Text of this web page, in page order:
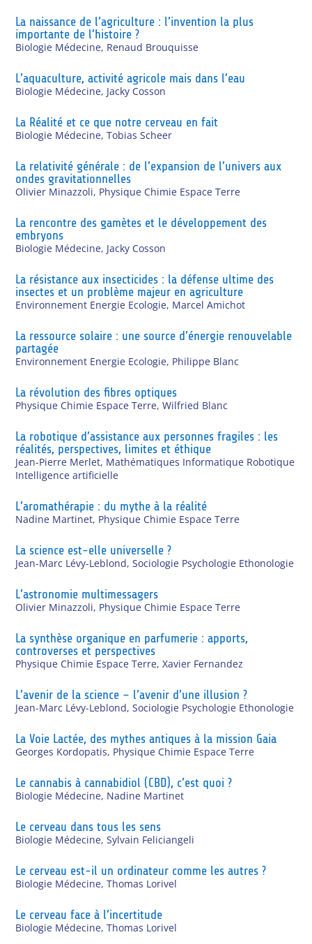
La naissance de l’agriculture : l’invention la plus
importante de l’histoire ?
Biologie Médecine, Renaud Brouquisse
L’aquaculture, activité agricole mais dans l’eau
Biologie Médecine, Jacky Cosson
La Réalité et ce que notre cerveau en fait
Biologie Médecine,Tobias Scheer
La relativité générale : de l’expansion de l’univers aux
ondes gravitationnelles
Olivier Minazzoli, Physique Chimie Espace Terre
La rencontre des gamètes et le développement des
embryons
Biologie Médecine, Jacky Cosson
La résistance aux insecticides : la défense ultime des
insectes et un problème majeur en agriculture
Environnement Energie Ecologie, Marcel Amichot
La ressource solaire : une source d’énergie renouvelable
partagée
Environnement Energie Ecologie, Philippe Blanc
La révolution des fibres optiques
Physique Chimie Espace Terre,Wilfried Blanc
La robotique d’assistance aux personnes fragiles : les
réalités, perspectives, limites et éthique
Jean-Pierre Merlet, Mathématiques Informatique Robotique
Intelligence artificielle
L’aromathérapie : du mythe à la réalité
Nadine Martinet, Physique Chimie Espace Terre
La science est-elle universelle ?
Jean-Marc Lévy-Leblond,Sociologie Psychologie Ethonologie
L’astronomie multimessagers
Olivier Minazzoli, Physique Chimie Espace Terre
La synthèse organique en parfumerie : apports,
controverses et perspectives
Physique Chimie Espace Terre,Xavier Fernandez
L’avenir de la science – l’avenir d’une illusion ?
Jean-Marc Lévy-Leblond,Sociologie Psychologie Ethonologie
La Voie Lactée, des mythes antiques à la mission Gaia
Georges Kordopatis, Physique Chimie Espace Terre
Le cannabis à cannabidiol (CBD), c’est quoi ?
Biologie Médecine, Nadine Martinet
Le cerveau dans tous les sens
Biologie Médecine,Sylvain Feliciangeli
Le cerveau est-il un ordinateur comme les autres ?
Biologie Médecine,Thomas Lorivel
Le cerveau face à l’incertitude
Biologie Médecine,Thomas Lorivel